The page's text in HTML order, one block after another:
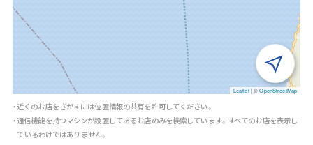
Leaflet |©OpenStreetMap
・近くのお店をさがすには位置情報の共有を許可してください。
・通信機能を持つマシンが設置してあるお店のみを検索しています。すべてのお店を表示し
ているわけではありません。